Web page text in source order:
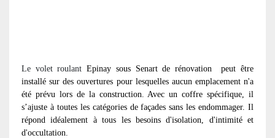
Le volet roulant Epinay sous Senart de rénovation
peut être
installé sur des ouvertures pour lesquelles aucun emplacement n'a
été prévu lors de la construction. Avec un coffre spécifique, il
s’ajuste à toutes les catégories de façades sans les endommager. Il
répond idéalement à tous les besoins d'isolation, d'intimité et
d'occultation.